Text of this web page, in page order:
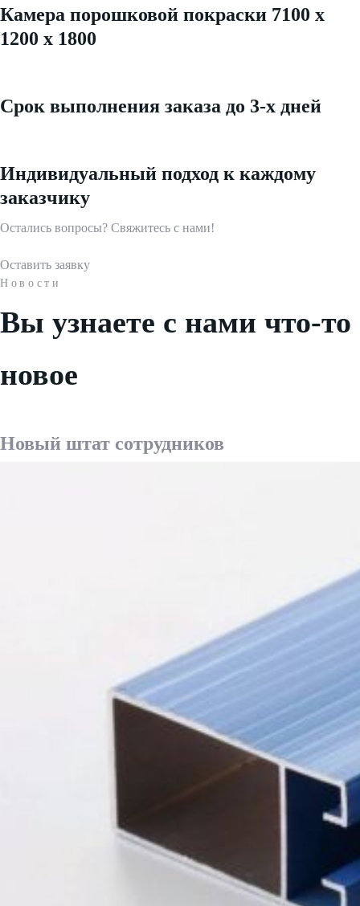
Камера порошковой покраски 7100 х
1200 х 1800
Срок выполнения заказа до 3-х дней
Индивидуальный подход к каждому
заказчику
Остались вопросы? Свяжитесь с нами!
Оставить заявку
Новости
Вы узнаете с нами что-то
новое
Новый штат сотрудников